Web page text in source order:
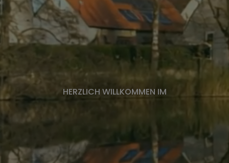
HERZLICH WILLKOMMEN IM